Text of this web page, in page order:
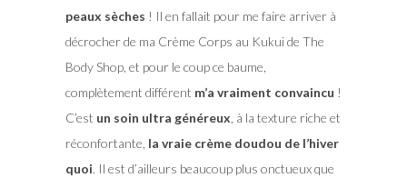
peaux sèches ! Il en fallait pour me faire arriver à
décrocher de ma Crème Corps au Kukui de The
Body Shop, et pour le coup ce baume,
complètement différent m’a vraiment convaincu !
C’est un soin ultra généreux , à la texture riche et
réconfortante, la vraie crème doudou de l’hiver
quoi. Il est d’ailleurs beaucoup plus onctueux que